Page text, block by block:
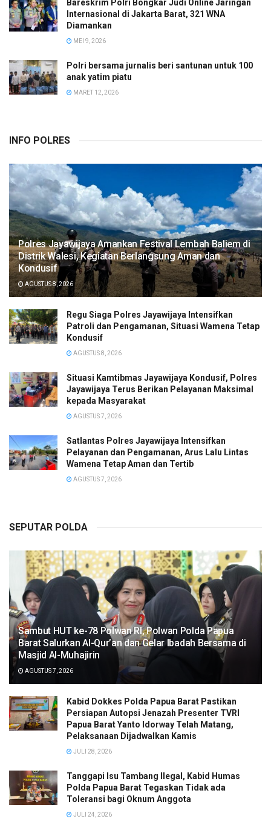
Bareskrim Polri Bongkar Judi Online Jaringan
Internasional di Jakarta Barat, 321 WNA
Diamankan
MEI 9, 2026
Polri bersama jurnalis beri santunan untuk 100
anak yatim piatu
MARET 12, 2026
INFO POLRES
Polres Jayawijaya Amankan Festival Lembah Baliem di
Distrik Walesi, Kegiatan Berlangsung Aman dan
Kondusif
AGUSTUS 8, 2026
Regu Siaga Polres Jayawijaya Intensifkan
Patroli dan Pengamanan, Situasi Wamena Tetap
Kondusif
AGUSTUS 8, 2026
Situasi Kamtibmas Jayawijaya Kondusif, Polres
Jayawijaya Terus Berikan Pelayanan Maksimal
kepada Masyarakat
AGUSTUS 7, 2026
Satlantas Polres Jayawijaya Intensifkan
Pelayanan dan Pengamanan, Arus Lalu Lintas
Wamena Tetap Aman dan Tertib
AGUSTUS 7, 2026
SEPUTAR POLDA
Sambut HUT ke-78 Polwan RI, Polwan Polda Papua
Barat Salurkan Al-Qur’an dan Gelar Ibadah Bersama di
Masjid Al-Muhajirin
AGUSTUS 7, 2026
Kabid Dokkes Polda Papua Barat Pastikan
Persiapan Autopsi Jenazah Presenter TVRI
Papua Barat Yanto Idorway Telah Matang,
Pelaksanaan Dijadwalkan Kamis
JULI 28, 2026
Tanggapi Isu Tambang Ilegal, Kabid Humas
Polda Papua Barat Tegaskan Tidak ada
Toleransi bagi Oknum Anggota
JULI 24, 2026